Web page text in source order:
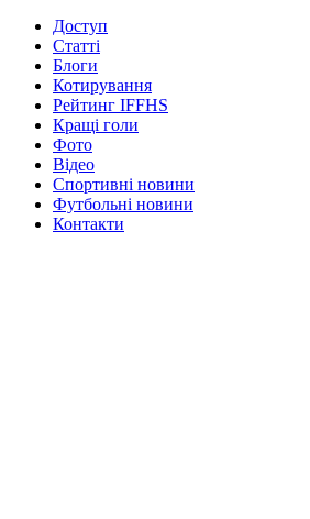
Доступ
Статті
Блоги
Котирування
Рейтинг IFFHS
Кращі голи
Фото
Відео
Спортивні новини
Футбольні новини
Контакти